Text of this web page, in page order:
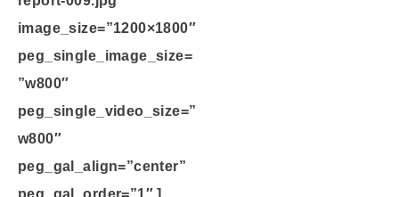
image_size=”1200×1800″
peg_single_image_size=
”w800″
peg_single_video_size=”
w800″
peg_gal_align=”center”
peg_gal_order=”1″ ]